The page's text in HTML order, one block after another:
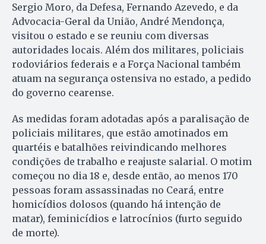
Sergio Moro, da Defesa, Fernando Azevedo, e da
Advocacia-Geral da União, André Mendonça,
visitou o estado e se reuniu com diversas
autoridades locais. Além dos militares, policiais
rodoviários federais e a Força Nacional também
atuam na segurança ostensiva no estado, a pedido
do governo cearense.
As medidas foram adotadas após a paralisação de
policiais militares, que estão amotinados em
quartéis e batalhões reivindicando melhores
condições de trabalho e reajuste salarial. O motim
começou no dia 18 e, desde então, ao menos 170
pessoas foram assassinadas no Ceará, entre
homicídios dolosos (quando há intenção de
matar), feminicídios e latrocínios (furto seguido
de morte).